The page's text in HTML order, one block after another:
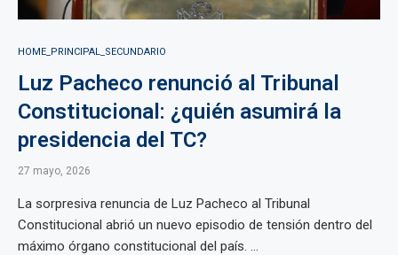
HOME_PRINCIPAL_SECUNDARIO
Luz Pacheco renunció al Tribunal
Constitucional: ¿quién asumirá la
presidencia del TC?
27 mayo, 2026
La sorpresiva renuncia de Luz Pacheco al Tribunal
Constitucional abrió un nuevo episodio de tensión dentro del
máximo órgano constitucional del país. ...